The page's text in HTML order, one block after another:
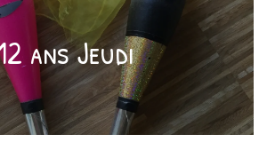
ans Jeudi